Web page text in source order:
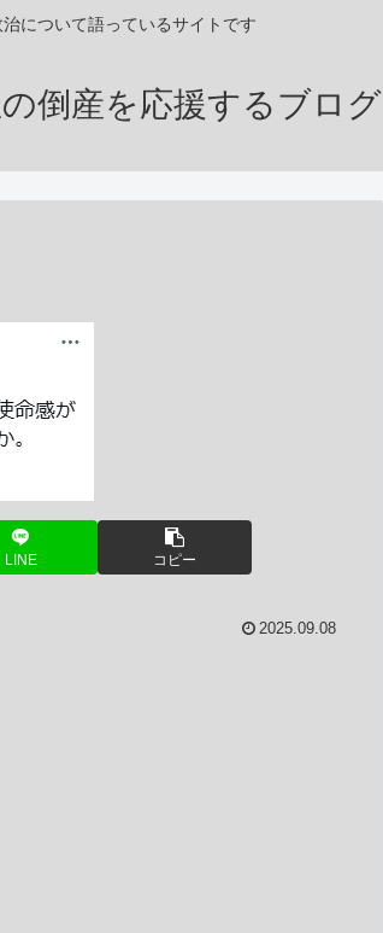
治について語っているサイトです
倒産を応援するブログ
LINE コピー
2025.09.08